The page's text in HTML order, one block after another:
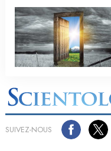
SUIVEZ-NOUS